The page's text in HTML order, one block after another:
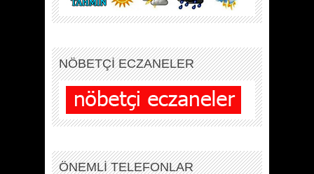
NÖBETÇİ ECZANELER
ÖNEMLİ TELEFONLAR